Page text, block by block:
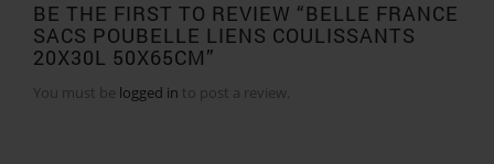
BE THE FIRST TO REVIEW “BELLE FRANCE
SACS POUBELLE LIENS COULISSANTS
20X30L 50X65CM”
You must be logged in to post a review.